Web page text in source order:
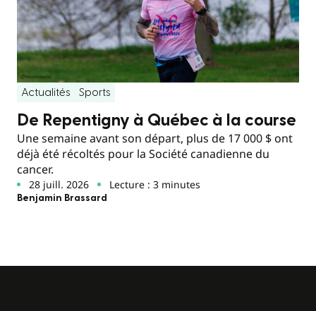
Actualités Sports
De Repentigny à Québec à la course
Une semaine avant son départ, plus de 17 000 $ ont
déjà été récoltés pour la Société canadienne du
cancer.
28 juill. 2026 Lecture : 3 minutes
Benjamin Brassard